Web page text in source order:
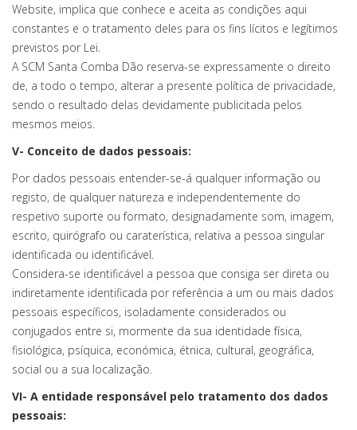
Website, implica que conhece e aceita as condições aqui
constantes e o tratamento deles para os fins lícitos e legítimos
previstos por Lei.
A SCM Santa Comba Dão reserva-se expressamente o direito
de, a todo o tempo, alterar a presente política de privacidade,
sendo o resultado delas devidamente publicitada pelos
mesmos meios.
V- Conceito de dados pessoais:
Por dados pessoais entender-se-á qualquer informação ou
registo, de qualquer natureza e independentemente do
respetivo suporte ou formato, designadamente som, imagem,
escrito, quirógrafo ou caraterística, relativa a pessoa singular
identificada ou identificável.
Considera-se identificável a pessoa que consiga ser direta ou
indiretamente identificada por referência a um ou mais dados
pessoais específicos, isoladamente considerados ou
conjugados entre si, mormente da sua identidade física,
fisiológica, psíquica, económica, étnica, cultural, geográfica,
social ou a sua localização.
VI- A entidade responsável pelo tratamento dos dados
pessoais: